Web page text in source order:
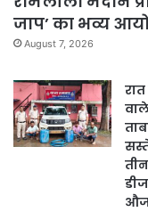
जाप’ का भव्य
August 7, 2026